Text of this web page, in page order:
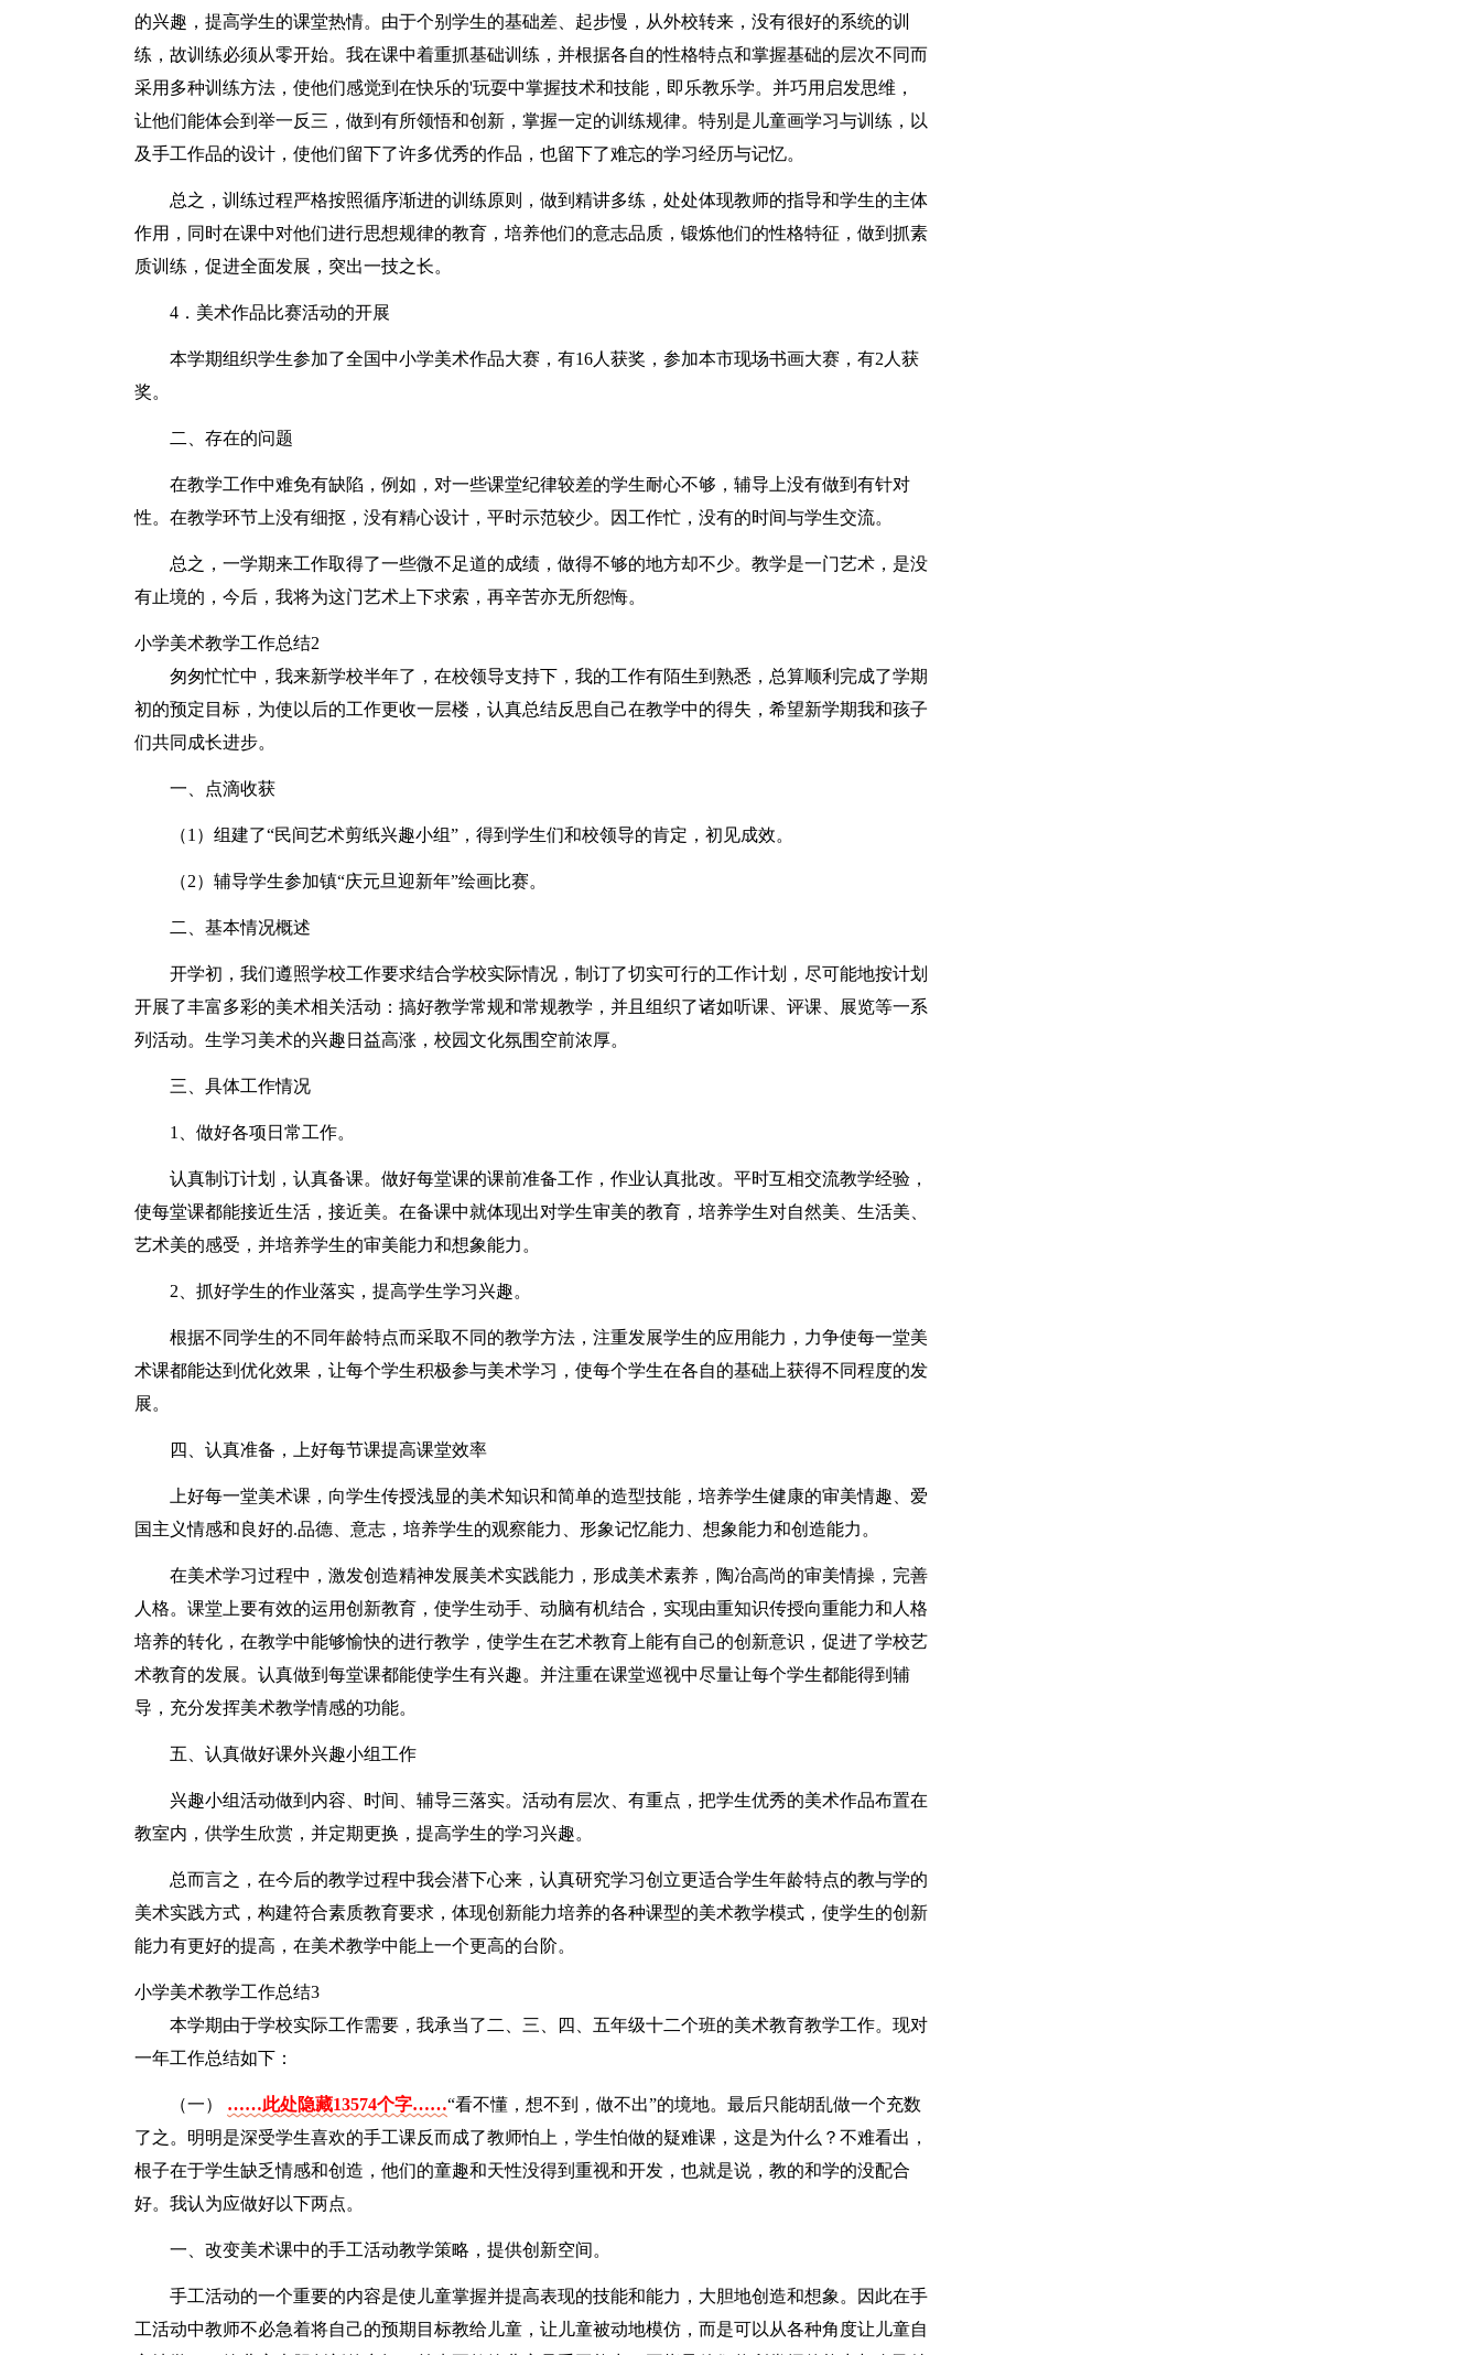
的兴趣，提高学生的课堂热情。由于个别学生的基础差、起步慢，从外校转来，没有很好的系统的训
练，故训练必须从零开始。我在课中着重抓基础训练，并根据各自的性格特点和掌握基础的层次不同而
采用多种训练方法，使他们感觉到在快乐的'玩耍中掌握技术和技能，即乐教乐学。并巧用启发思维，
让他们能体会到举一反三，做到有所领悟和创新，掌握一定的训练规律。特别是儿童画学习与训练，以
及手工作品的设计，使他们留下了许多优秀的作品，也留下了难忘的学习经历与记忆。
总之，训练过程严格按照循序渐进的训练原则，做到精讲多练，处处体现教师的指导和学生的主体
作用，同时在课中对他们进行思想规律的教育，培养他们的意志品质，锻炼他们的性格特征，做到抓素
质训练，促进全面发展，突出一技之长。
4．美术作品比赛活动的开展
本学期组织学生参加了全国中小学美术作品大赛，有16人获奖，参加本市现场书画大赛，有2人获
奖。
二、存在的问题
在教学工作中难免有缺陷，例如，对一些课堂纪律较差的学生耐心不够，辅导上没有做到有针对
性。在教学环节上没有细抠，没有精心设计，平时示范较少。因工作忙，没有的时间与学生交流。
总之，一学期来工作取得了一些微不足道的成绩，做得不够的地方却不少。教学是一门艺术，是没
有止境的，今后，我将为这门艺术上下求索，再辛苦亦无所怨悔。
小学美术教学工作总结2
匆匆忙忙中，我来新学校半年了，在校领导支持下，我的工作有陌生到熟悉，总算顺利完成了学期
初的预定目标，为使以后的工作更收一层楼，认真总结反思自己在教学中的得失，希望新学期我和孩子
们共同成长进步。
一、点滴收获
（1）组建了“民间艺术剪纸兴趣小组”，得到学生们和校领导的肯定，初见成效。
（2）辅导学生参加镇“庆元旦迎新年”绘画比赛。
二、基本情况概述
开学初，我们遵照学校工作要求结合学校实际情况，制订了切实可行的工作计划，尽可能地按计划
开展了丰富多彩的美术相关活动：搞好教学常规和常规教学，并且组织了诸如听课、评课、展览等一系
列活动。生学习美术的兴趣日益高涨，校园文化氛围空前浓厚。
三、具体工作情况
1、做好各项日常工作。
认真制订计划，认真备课。做好每堂课的课前准备工作，作业认真批改。平时互相交流教学经验，
使每堂课都能接近生活，接近美。在备课中就体现出对学生审美的教育，培养学生对自然美、生活美、
艺术美的感受，并培养学生的审美能力和想象能力。
2、抓好学生的作业落实，提高学生学习兴趣。
根据不同学生的不同年龄特点而采取不同的教学方法，注重发展学生的应用能力，力争使每一堂美
术课都能达到优化效果，让每个学生积极参与美术学习，使每个学生在各自的基础上获得不同程度的发
展。
四、认真准备，上好每节课提高课堂效率
上好每一堂美术课，向学生传授浅显的美术知识和简单的造型技能，培养学生健康的审美情趣、爱
国主义情感和良好的.品德、意志，培养学生的观察能力、形象记忆能力、想象能力和创造能力。
在美术学习过程中，激发创造精神发展美术实践能力，形成美术素养，陶冶高尚的审美情操，完善
人格。课堂上要有效的运用创新教育，使学生动手、动脑有机结合，实现由重知识传授向重能力和人格
培养的转化，在教学中能够愉快的进行教学，使学生在艺术教育上能有自己的创新意识，促进了学校艺
术教育的发展。认真做到每堂课都能使学生有兴趣。并注重在课堂巡视中尽量让每个学生都能得到辅
导，充分发挥美术教学情感的功能。
五、认真做好课外兴趣小组工作
兴趣小组活动做到内容、时间、辅导三落实。活动有层次、有重点，把学生优秀的美术作品布置在
教室内，供学生欣赏，并定期更换，提高学生的学习兴趣。
总而言之，在今后的教学过程中我会潜下心来，认真研究学习创立更适合学生年龄特点的教与学的
美术实践方式，构建符合素质教育要求，体现创新能力培养的各种课型的美术教学模式，使学生的创新
能力有更好的提高，在美术教学中能上一个更高的台阶。
小学美术教学工作总结3
本学期由于学校实际工作需要，我承当了二、三、四、五年级十二个班的美术教育教学工作。现对
一年工作总结如下：
（一） ……此处隐藏13574个字……“看不懂，想不到，做不出”的境地。最后只能胡乱做一个充数
了之。明明是深受学生喜欢的手工课反而成了教师怕上，学生怕做的疑难课，这是为什么？不难看出，
根子在于学生缺乏情感和创造，他们的童趣和天性没得到重视和开发，也就是说，教的和学的没配合
好。我认为应做好以下两点。
一、改变美术课中的手工活动教学策略，提供创新空间。
手工活动的一个重要的内容是使儿童掌握并提高表现的技能和能力，大胆地创造和想象。因此在手
工活动中教师不必急着将自己的预期目标教给儿童，让儿童被动地模仿，而是可以从各种角度让儿童自